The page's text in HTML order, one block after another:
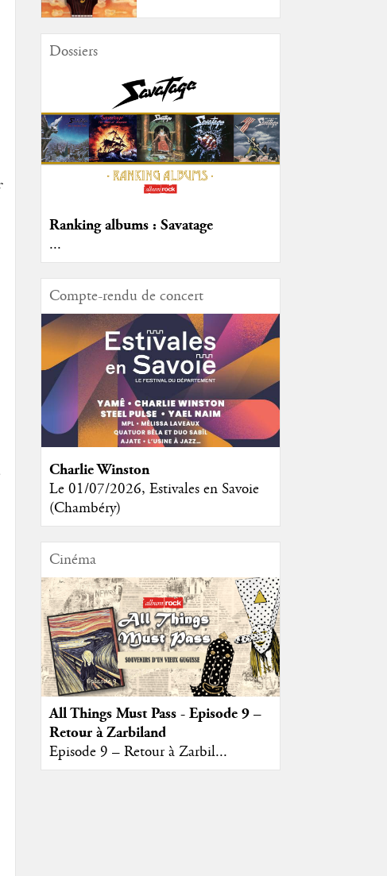
Dossiers
Ranking albums : Savatage
...
Compte-rendu de concert
Charlie Winston
Le 01/07/2026, Estivales en Savoie
(Chambéry)
Cinéma
All Things Must Pass - Episode 9 –
Retour à Zarbiland
Episode 9 – Retour à Zarbil...